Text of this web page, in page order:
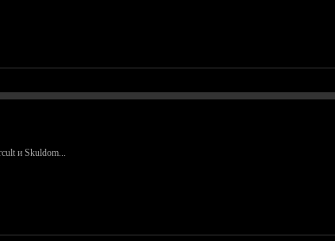
и Skuldom...